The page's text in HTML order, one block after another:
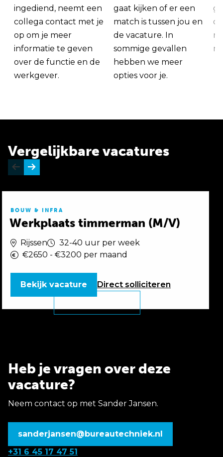
ingediend, neemt een
collega contact met je
op om je meer
informatie te geven
over de functie en de
werkgever.
gaat kijken of er een
match is tussen jou en
de vacature. In
sommige gevallen
hebben we meer
opties voor je.
Vergelijkbare vacatures
BOUW & INFRA
Werkplaats timmerman (M/V)
Rijssen
32-40 uur per week
€2650 - €3200 per maand
Direct solliciteren
Bekijk vacature
Heb je vragen over deze
vacature?
Neem contact op met Sander Jansen.
sanderjansen@bureautechniek.nl
+31 6 45 17 47 51